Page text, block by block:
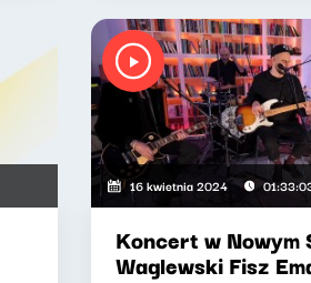
16 kwietnia 2024
Koncert w Nowym
Waglewski Fisz